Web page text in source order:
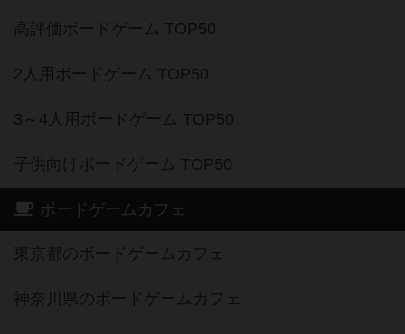
高評価ボードゲーム TOP50
2人用ボードゲーム TOP50
3～4人用ボードゲーム TOP50
子供向けボードゲーム TOP50
ボードゲームカフェ
東京都のボードゲームカフェ
神奈川県のボードゲームカフェ